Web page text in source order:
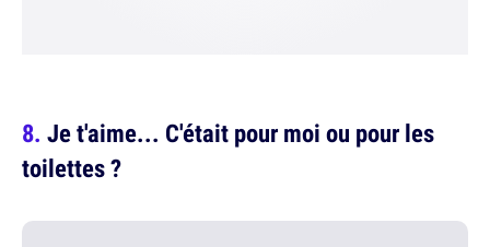
Je t'aime... C'était pour moi ou pour les
toilettes ?